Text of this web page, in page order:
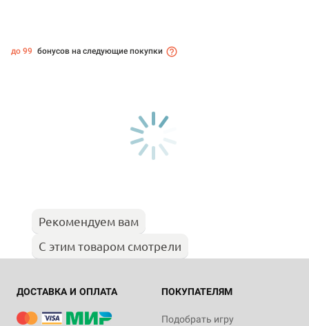
до 99 бонусов на следующие покупки
Рекомендуем вам
С этим товаром смотрели
ДОСТАВКА И ОПЛАТА ПОКУПАТЕЛЯМ
Подобрать игру